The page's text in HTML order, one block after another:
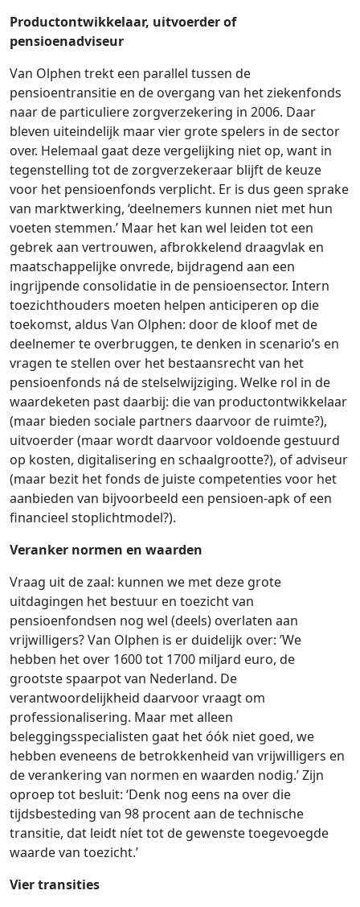
Productontwikkelaar, uitvoerder of
pensioenadviseur
Van Olphen trekt een parallel tussen de
pensioentransitie en de overgang van het ziekenfonds
naar de particuliere zorgverzekering in 2006. Daar
bleven uiteindelijk maar vier grote spelers in de sector
over. Helemaal gaat deze vergelijking niet op, want in
tegenstelling tot de zorgverzekeraar blijft de keuze
voor het pensioenfonds verplicht. Er is dus geen sprake
van marktwerking, ‘deelnemers kunnen niet met hun
voeten stemmen.’ Maar het kan wel leiden tot een
gebrek aan vertrouwen, afbrokkelend draagvlak en
maatschappelijke onvrede, bijdragend aan een
ingrijpende consolidatie in de pensioensector. Intern
toezichthouders moeten helpen anticiperen op die
toekomst, aldus Van Olphen: door de kloof met de
deelnemer te overbruggen, te denken in scenario’s en
vragen te stellen over het bestaansrecht van het
pensioenfonds ná de stelselwijziging. Welke rol in de
waardeketen past daarbij: die van productontwikkelaar
(maar bieden sociale partners daarvoor de ruimte?),
uitvoerder (maar wordt daarvoor voldoende gestuurd
op kosten, digitalisering en schaalgrootte?), of adviseur
(maar bezit het fonds de juiste competenties voor het
aanbieden van bijvoorbeeld een pensioen-apk of een
financieel stoplichtmodel?).
Veranker normen en waarden
Vraag uit de zaal: kunnen we met deze grote
uitdagingen het bestuur en toezicht van
pensioenfondsen nog wel (deels) overlaten aan
vrijwilligers? Van Olphen is er duidelijk over: ’We
hebben het over 1600 tot 1700 miljard euro, de
grootste spaarpot van Nederland. De
verantwoordelijkheid daarvoor vraagt om
professionalisering. Maar met alleen
beleggingsspecialisten gaat het óók niet goed, we
hebben eveneens de betrokkenheid van vrijwilligers en
de verankering van normen en waarden nodig.’ Zijn
oproep tot besluit: ‘Denk nog eens na over die
tijdsbesteding van 98 procent aan de technische
transitie, dat leidt níet tot de gewenste toegevoegde
waarde van toezicht.’
Vier transities